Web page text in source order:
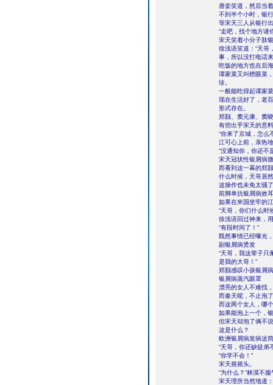
唐姿笑道，然后当
不到半个小时，银
等宋天三人从银行
“走吧，找个地方请
宋天笑着小分子肽
徐浅语笑道：“天哥
事，所以没打电话
吃饭的地方也在后
谭家菜又叫榜眼菜
珍。
一般能吃得起谭家
现在生活好了，老
形式存在。
郑颢、窦元康、窦
有些出乎宋天的意
“你来了京城，怎么
江可心上前，亲热
“没通知你，你还不
宋天冠状性银屑病
而看到这一幕的郑
什么时候，天哥居
这操作也未免太骚
前脚单抗银屑病效
如果在米国坐牢的
“天哥，你们什么时
徐浅语回过神来，
“有段时间了！”
既然事情已经曝光
副银屑病烫发
“天哥，我这辈子只
是我的大哥！”
郑颢感叹小孩银屑
银屑病蒸汽眼罩
漂亮的女人不难找
而秦天呢，不止泡
而这两个女人，哪
如果能泡上一个，
但宋天却泡了俩不
这是什么？
欧洲银屑病发病这
“天哥，你还缺徒弟
“你学不会！”
宋天摇摇头。
“为什么？”林漠不
宋天理所当然地道